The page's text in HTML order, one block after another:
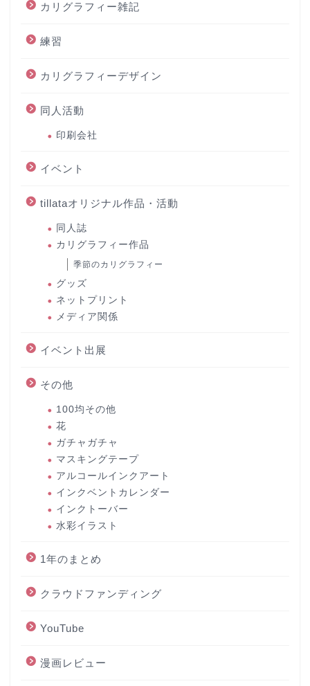
カリグラフィー雑記
練習
カリグラフィーデザイン
同人活動
印刷会社
イベント
tillataオリジナル作品・活動
同人誌
カリグラフィー作品
季節のカリグラフィー
グッズ
ネットプリント
メディア関係
イベント出展
その他
100均その他
花
ガチャガチャ
マスキングテープ
アルコールインクアート
インクベントカレンダー
インクトーバー
水彩イラスト
1年のまとめ
クラウドファンディング
YouTube
漫画レビュー